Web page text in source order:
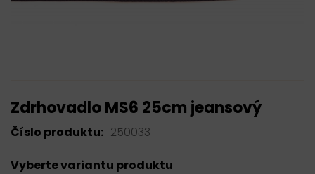
Zdrhovadlo MS6 25cm jeansový
Číslo produktu: 250033
Vyberte variantu produktu